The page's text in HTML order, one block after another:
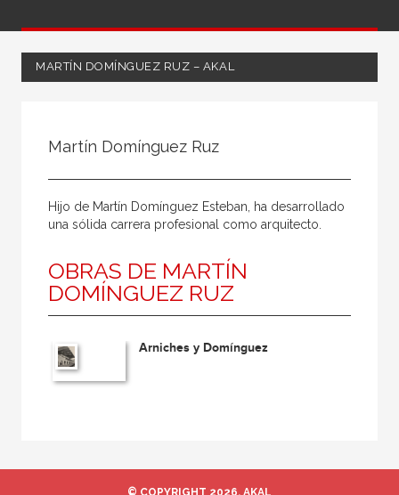
MARTÍN DOMÍNGUEZ RUZ – AKAL
Coordinador
Editora
Escritor
Escritora
Ilustrador
Martín Domínguez Ruz
Hijo de Martín Domínguez Esteban, ha desarrollado
una sólida carrera profesional como arquitecto.
OBRAS DE MARTÍN
DOMÍNGUEZ RUZ
Arniches y Domínguez
© COPYRIGHT 2026, AKAL